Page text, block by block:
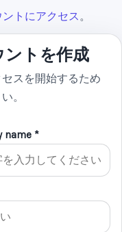
ントにアクセス。
トを作成
スを開始するため
。
name *